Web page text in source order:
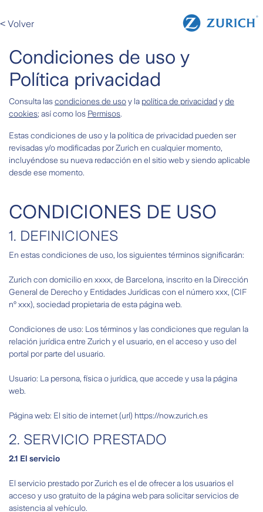
< Volver
Condiciones de uso y
Política privacidad
Consulta lascondiciones de usoy la política de privacidadyde
cookies; así como los Permisos.
Estas condiciones de uso y la política de privacidad pueden ser
revisadas y/o modificadas por Zurich en cualquier momento,
incluyéndose su nueva redacción en el sitio web y siendo aplicable
desde ese momento.
CONDICIONES DE USO
1. DEFINICIONES
En estas condiciones de uso, los siguientes términos significarán:
Zurich con domicilio en xxxx, de Barcelona, inscrito en la Dirección
General de Derecho y Entidades Jurídicas con el número xxx, (CIF
nº xxx), sociedad propietaria de esta página web.
Condiciones de uso: Los términos y las condiciones que regulan la
relación jurídica entre Zurich y el usuario, en el acceso y uso del
portal por parte del usuario.
Usuario: La persona, física o jurídica, que accede y usa la página
web.
Página web: El sitio de internet (url) https://now.zurich.es
2. SERVICIO PRESTADO
2.1 El servicio
El servicio prestado por Zurich es el de ofrecer a los usuarios el
acceso y uso gratuito de la página web para solicitar servicios de
asistencia al vehículo.